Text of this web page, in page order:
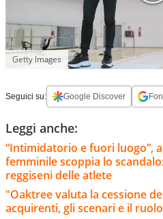
Getty Images
Seguici su: Google Discover
Leggi anche:
“Intimidatorio e fuori luogo”,
femminile scoppia lo
reggiseni delle atlete
"Oaktree valuta la cessione
acquirenti, gli scenari e il